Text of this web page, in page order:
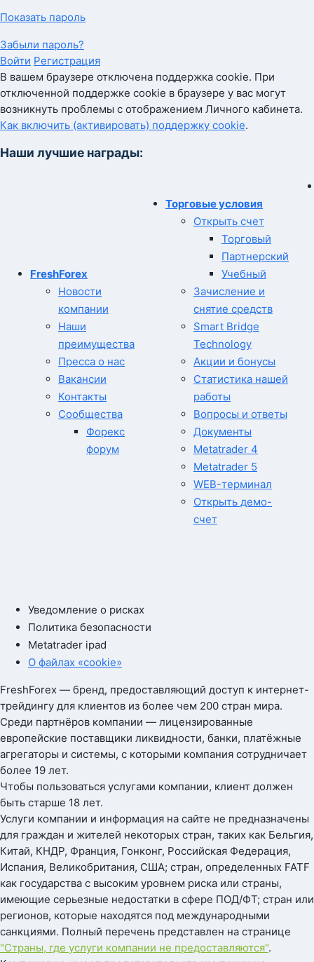
Показать пароль
Забыли пароль?
Войти Регистрация
В вашем браузере отключена поддержка cookie. При
отключенной поддержке cookie в браузере у вас могут
возникнуть проблемы с отображением Личного кабинета.
Как включить (активировать) поддержку cookie.
Наши лучшие награды:
FreshForex
Новости
компании
Наши
преимущества
Пресса о нас
Вакансии
Контакты
Сообщества
Форекс
форум
Торговые условия
Открыть счет
Торговый
Партнерский
Учебный
Зачисление и
снятие средств
Smart Bridge
Technology
Акции и бонусы
Статистика нашей
работы
Вопросы и ответы
Документы
Metatrader 4
Metatrader 5
WEB-терминал
Открыть демо-
счет
Уведомление о рисках
Политика безопасности
Metatrader ipad
О файлах «cookie»
FreshForex — бренд, предоставляющий доступ к интернет-
трейдингу для клиентов из более чем 200 стран мира.
Среди партнёров компании — лицензированные
европейские поставщики ликвидности, банки, платёжные
агрегаторы и системы, с которыми компания сотрудничает
более 19 лет.
Чтобы пользоваться услугами компании, клиент должен
быть старше 18 лет.
Услуги компании и информация на сайте не предназначены
для граждан и жителей некоторых стран, таких как Бельгия,
Китай, КНДР, Франция, Гонконг, Российская Федерация,
Испания, Великобритания, США; стран, определенных FATF
как государства с высоким уровнем риска или страны,
имеющие серьезные недостатки в сфере ПОД/ФТ; стран или
регионов, которые находятся под международными
санкциями. Полный перечень представлен на странице
"Страны, где услуги компании не предоставляются".